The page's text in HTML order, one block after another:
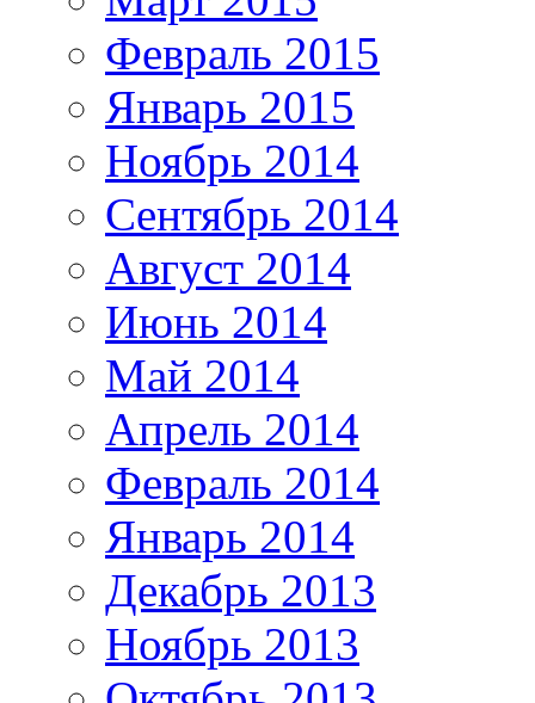
Февраль 2015
Январь 2015
Ноябрь 2014
Сентябрь 2014
Август 2014
Июнь 2014
Май 2014
Апрель 2014
Февраль 2014
Январь 2014
Декабрь 2013
Ноябрь 2013